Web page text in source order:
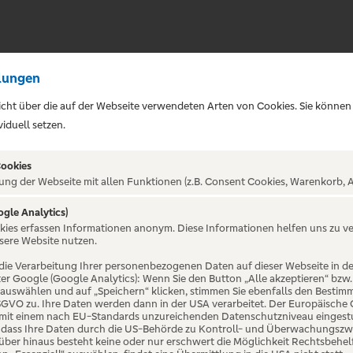
NICHT
über die auf der Webseite verwendeten Arten von Cookies. Sie
setzen.
der Webseite mit allen Funktionen (z.B. Consent Cookies, Warenkorb,
Analytics)
erfassen Informationen anonym. Diese Informationen helfen uns zu
Website nutzen.
Verarbeitung Ihrer personenbezogenen Daten auf dieser Webseite in
Google (Google Analytics): Wenn Sie den Button „Alle akzeptieren“
und auf „Speichern“ klicken, stimmen Sie ebenfalls den
zu. Ihre Daten werden dann in der USA verarbeitet. Der
einem nach EU-Standards unzureichenden Datenschutzniveau
Ihre Daten durch die US-Behörde zu Kontroll- und
hinaus besteht keine oder nur erschwert die Möglichkeit